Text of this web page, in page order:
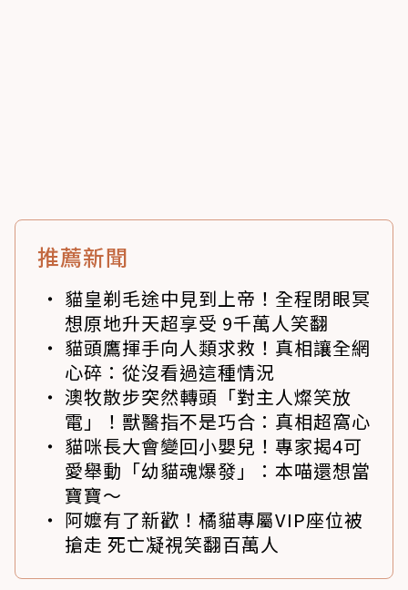
推薦新聞
貓皇剃毛途中見到上帝！全程閉眼冥
想原地升天超享受 9千萬人笑翻
貓頭鷹揮手向人類求救！真相讓全網
心碎：從沒看過這種情況
澳牧散步突然轉頭「對主人燦笑放
電」！獸醫指不是巧合：真相超窩心
貓咪長大會變回小嬰兒！專家揭4可
愛舉動「幼貓魂爆發」：本喵還想當
寶寶～
阿嬤有了新歡！橘貓專屬VIP座位被
搶走 死亡凝視笑翻百萬人